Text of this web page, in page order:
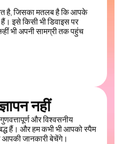
है, जिसका मतलब है कि आपके
इसे किसी भी डिवाइस पर
भी अपनी सामग्री तक पहुंच
नहीं
और विश्वसनीय
हैं। और हम कभी भी आपको स्पैम
आपकी जानकारी बेचेंगे।